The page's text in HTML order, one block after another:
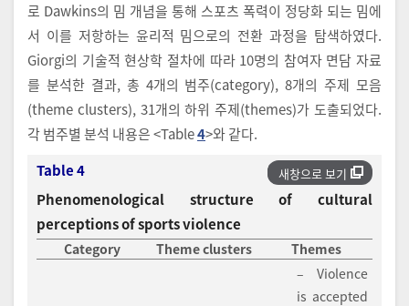
로 Dawkins의 밈 개념을 통해 스포츠 폭력이 정당화 되는 밈에
서 이를 저항하는 윤리적 밈으로의 전환 과정을 탐색하였다.
Giorgi의 기술적 현상학 절차에 따라 10명의 참여자 면담 자료
를 분석한 결과, 총 4개의 범주(category), 8개의 주제 모음
(theme clusters), 31개의 하위 주제(themes)가 도출되었다.
각 범주별 분석 내용은 <Table4>와 같다.
새창으로 보기
Table 4
Phenomenological structure of cultural
perceptions of sports violence
Category Theme clusters Themes
– Violence
is accepted